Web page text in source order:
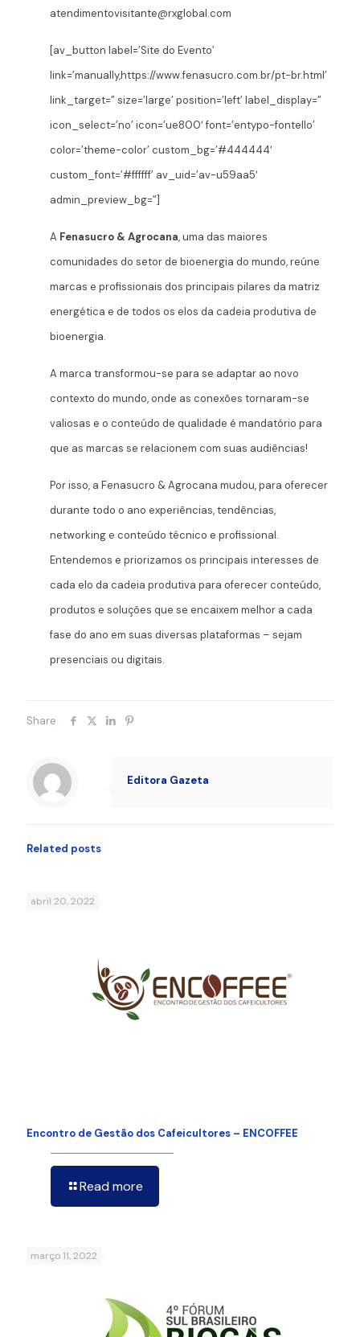
atendimentovisitante@rxglobal.com
[av_button label=’Site do Evento’
link=’manually,https://www.fenasucro.com.br/pt-br.html’
link_target=” size=’large’ position=’left’ label_display=”
icon_select=’no’ icon=’ue800′ font=’entypo-fontello’
color=’theme-color’ custom_bg=’#444444′
custom_font=’#ffffff’ av_uid=’av-u59aa5′
admin_preview_bg=”]
A Fenasucro & Agrocana, uma das maiores
comunidades do setor de bioenergia do mundo, reúne
marcas e profissionais dos principais pilares da matriz
energética e de todos os elos da cadeia produtiva de
bioenergia.
A marca transformou-se para se adaptar ao novo
contexto do mundo, onde as conexões tornaram-se
valiosas e o conteúdo de qualidade é mandatório para
que as marcas se relacionem com suas audiências!
Por isso, a Fenasucro & Agrocana mudou, para oferecer
durante todo o ano experiências, tendências,
networking e conteúdo técnico e profissional.
Entendemos e priorizamos os principais interesses de
cada elo da cadeia produtiva para oferecer conteúdo,
produtos e soluções que se encaixem melhor a cada
fase do ano em suas diversas plataformas – sejam
presenciais ou digitais.
Share
Editora Gazeta
Related posts
abril 20, 2022
Encontro de Gestão dos Cafeicultores – ENCOFFEE
Read more
março 11, 2022